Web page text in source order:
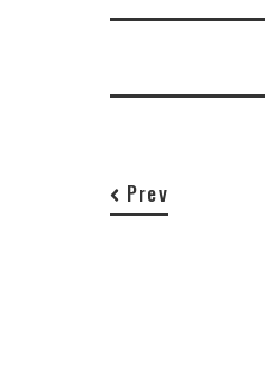
Prev